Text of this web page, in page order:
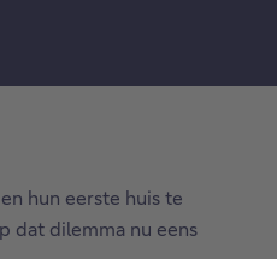
hun eerste huis te
dat dilemma nu eens